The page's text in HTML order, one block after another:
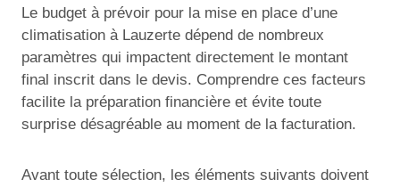
Le budget à prévoir pour la mise en place d’une
climatisation à Lauzerte dépend de nombreux
paramètres qui impactent directement le montant
final inscrit dans le devis. Comprendre ces facteurs
facilite la préparation financière et évite toute
surprise désagréable au moment de la facturation.
Avant toute sélection, les éléments suivants doivent